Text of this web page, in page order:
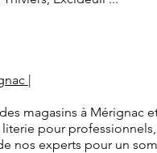
|
magasins à Mérignac
pour
nos experts pour un